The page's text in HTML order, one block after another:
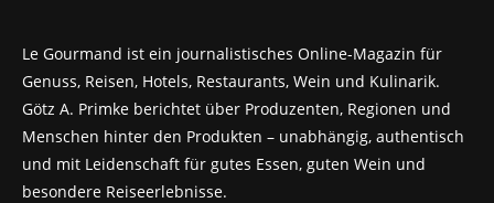
Le Gourmand ist ein journalistisches Online-Magazin für
Genuss, Reisen, Hotels, Restaurants, Wein und Kulinarik.
Götz A. Primke berichtet über Produzenten, Regionen und
Menschen hinter den Produkten – unabhängig, authentisch
und mit Leidenschaft für gutes Essen, guten Wein und
besondere Reiseerlebnisse.